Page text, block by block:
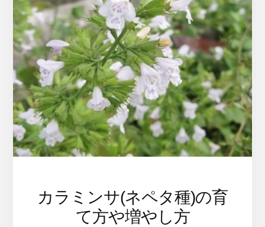
カラミンサ(ネペタ種)の育
て方や増やし方